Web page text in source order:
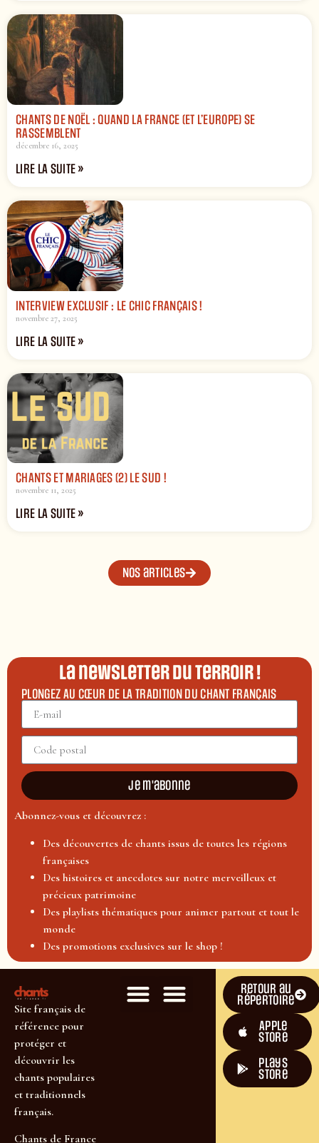
CHANTS DE NOËL : QUAND LA FRANCE (ET L’EUROPE) SE
RASSEMBLENT
décembre 16, 2025
LIRE LA SUITE »
INTERVIEW EXCLUSIF : LE CHIC FRANÇAIS !
novembre 27, 2025
LIRE LA SUITE »
CHANTS ET MARIAGES (2) LE SUD !
novembre 11, 2025
LIRE LA SUITE »
Nos articles
La newsletter du terroir !
PLONGEZ AU CŒUR DE LA TRADITION DU CHANT FRANÇAIS
Je m'abonne
Abonnez-vous et découvrez :
Des découvertes de chants issus de toutes les régions
françaises
Des histoires et anecdotes sur notre merveilleux et
précieux patrimoine
Des playlists thématiques pour animer partout et tout le
monde
Des promotions exclusives sur le shop !
Site français de
référence pour
protéger et
découvrir les
chants populaires
et traditionnels
français.
Chants de France
Retour au
répertoire
Apple
Store
plays
store